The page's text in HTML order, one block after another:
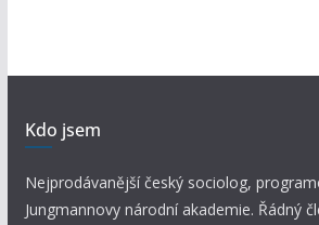
Kdo jsem
Nejprodávanější český sociolog,
Jungmannovy národní akademie. Řádný